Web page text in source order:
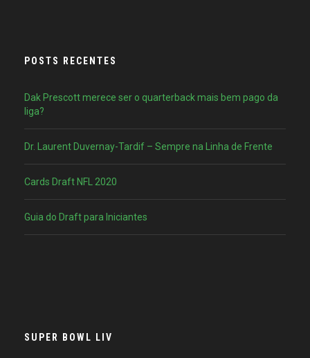
POSTS RECENTES
Dak Prescott merece ser o quarterback mais bem pago da
liga?
Dr. Laurent Duvernay-Tardif – Sempre na Linha de Frente
Cards Draft NFL 2020
Guia do Draft para Iniciantes
SUPER BOWL LIV